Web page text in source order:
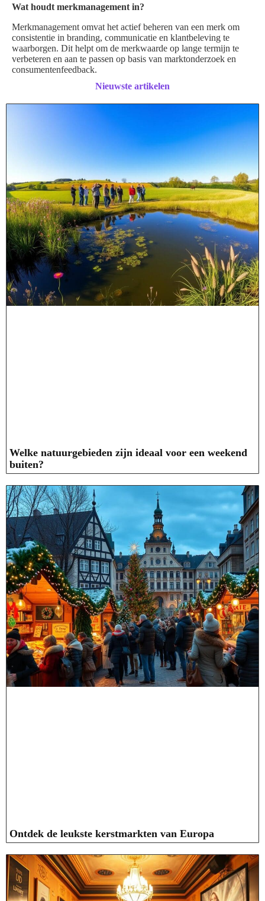
Wat houdt merkmanagement in?
Merkmanagement omvat het actief beheren van een merk om
consistentie in branding, communicatie en klantbeleving te
waarborgen. Dit helpt om de merkwaarde op lange termijn te
verbeteren en aan te passen op basis van marktonderzoek en
consumentenfeedback.
Nieuwste artikelen
Welke natuurgebieden zijn ideaal voor een weekend
buiten?
Ontdek de leukste kerstmarkten van Europa